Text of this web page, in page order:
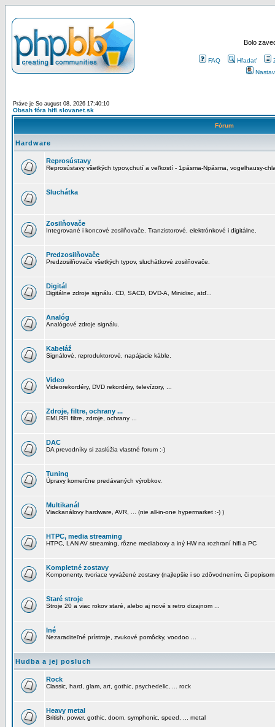
Bolo
FAQ Hľadať
Práve je So august 08, 2026 17:40:10
Obsah fóra hifi.slovanet.sk
Fórum
Hardware
Reprosústavy
Reprosústavy všetkých typov,chutí a veľkostí - 1pásma-Npásma, vogelhausy-
Sluchátka
Zosilňovače
Integrované i koncové zosilňovače. Tranzistorové, elektrónkové i digitálne.
Predzosilňovače
Predzosilňovače všetkých typov, sluchátkové zosilňovače.
Digitál
Digitálne zdroje signálu. CD, SACD, DVD-A, Minidisc, atď...
Analóg
Analógové zdroje signálu.
Kabeláž
Signálové, reproduktorové, napájacie káble.
Video
Videorekordéry, DVD rekordéry, televízory, ...
Zdroje, filtre, ochrany ...
EMI,RFI filtre, zdroje, ochrany ...
DAC
DA prevodníky si zaslúžia vlastné forum :-)
Tuning
Úpravy komerčne predávaných výrobkov.
Multikanál
Viackanálovy hardware, AVR, ... (nie all-in-one hypermarket :-) )
HTPC, media streaming
HTPC, LAN AV streaming, rôzne mediaboxy a iný HW na rozhraní hifi a PC
Kompletné zostavy
Komponenty, tvoriace vyvážené zostavy (najlepšie i so zdôvodnením, či
Staré stroje
Stroje 20 a viac rokov staré, alebo aj nové s retro dizajnom ...
Iné
Nezaraditeľné prístroje, zvukové pomôcky, voodoo ...
Hudba a jej posluch
Rock
Classic, hard, glam, art, gothic, psychedelic, ... rock
Heavy metal
British, power, gothic, doom, symphonic, speed, ... metal